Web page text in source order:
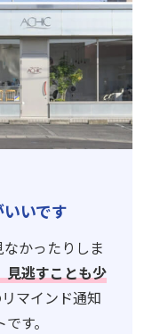
いです
かったりしま
見逃すことも少
マインド通知
す。